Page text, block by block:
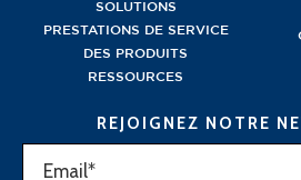
SOLUTIONS
PRESTATIONS DE SERVICE
DES PRODUITS
RESSOURCES
REJOIGNEZ NOTRE